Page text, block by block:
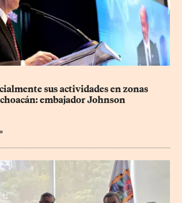
sus actividades en zonas
embajador Johnson